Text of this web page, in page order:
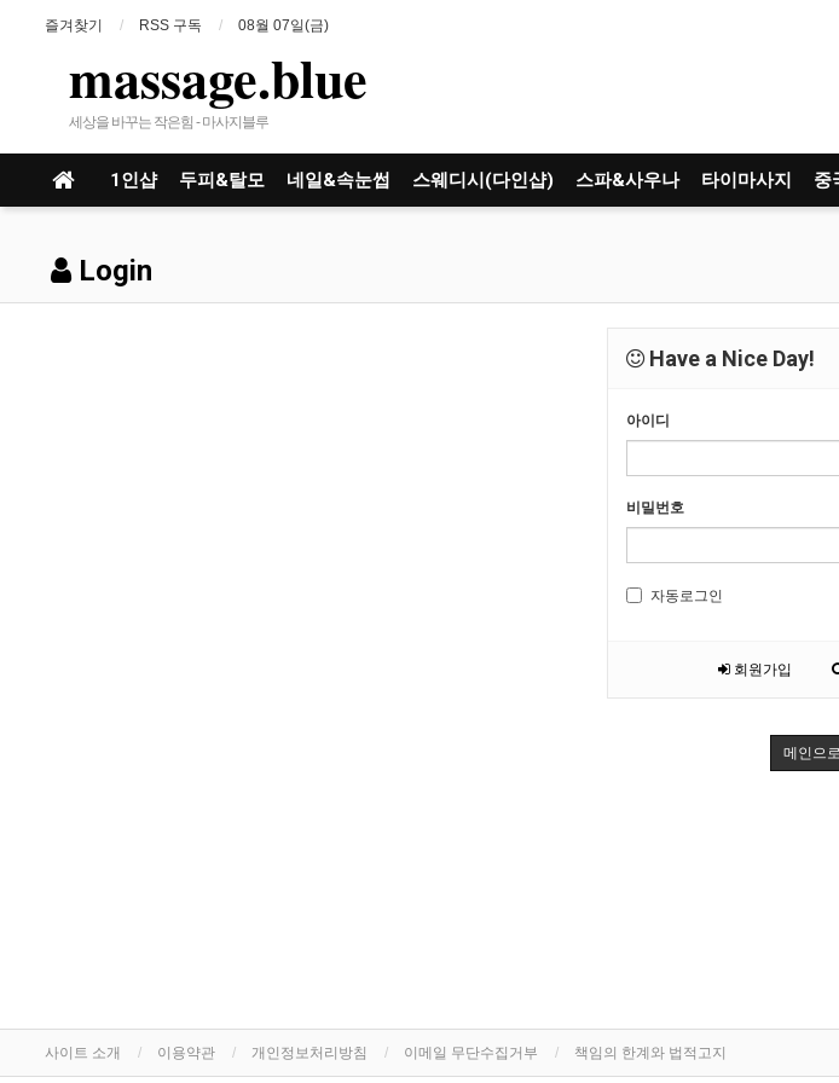
즐겨찾기 RSS 구독 08월 07일(금)
massage.blue
세상을 바꾸는 작은힘 - 마사지블루
1인샵 두피&탈모 네일&속눈썹 스웨디시(다인샵) 스파&사우나 타이마사지 중
Login
Have a Nice Day!
아이디
비밀번호
자동로그인
회원가입
메인으로
사이트 소개 이용약관 개인정보처리방침 이메일 무단수집거부 책임의 한계와 법적고지